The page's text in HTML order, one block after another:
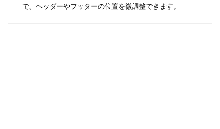
で、ヘッダーやフッターの位置を微調整できます。